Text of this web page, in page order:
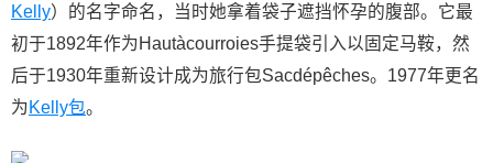
Kelly）的名字命名，当时她拿着袋子遮挡怀孕的腹部。它最
初于1892年作为Hautàcourroies手提袋引入以固定马鞍，然
后于1930年重新设计成为旅行包Sacdépêches。1977年更名
为Kelly包。